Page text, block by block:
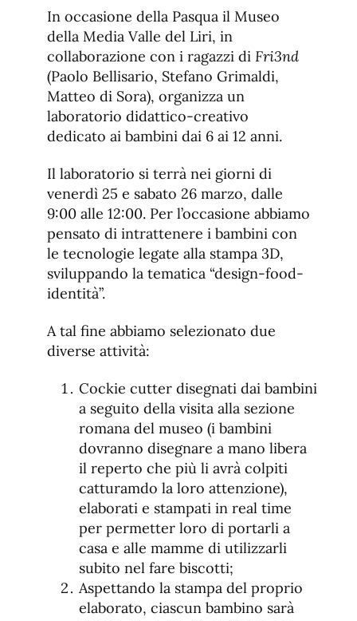
fuente
de
fuente.
In occasione della Pasqua il Museo
della Media Valle del Liri, in
collaborazione con i ragazzi di Fri3nd
(Paolo Bellisario, Stefano Grimaldi,
Matteo di Sora), organizza un
laboratorio didattico-creativo
dedicato ai bambini dai 6 ai 12 anni.
Il laboratorio si terrà nei giorni di
venerdì 25 e sabato 26 marzo, dalle
9:00 alle 12:00. Per l’occasione abbiamo
pensato di intrattenere i bambini con
le tecnologie legate alla stampa 3D,
sviluppando la tematica “design-food-
identità”.
A tal fine abbiamo selezionato due
diverse attività:
Cockie cutter disegnati dai bambini
a seguito della visita alla sezione
romana del museo (i bambini
dovranno disegnare a mano libera
il reperto che più li avrà colpiti
catturamdo la loro attenzione),
elaborati e stampati in real time
per permetter loro di portarli a
casa e alle mamme di utilizzarli
subito nel fare biscotti;
Aspettando la stampa del proprio
elaborato, ciascun bambino sarà